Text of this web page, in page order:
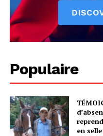
Populaire
en